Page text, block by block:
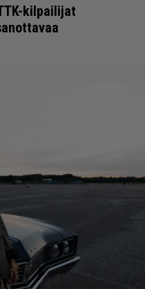
kilpailijat